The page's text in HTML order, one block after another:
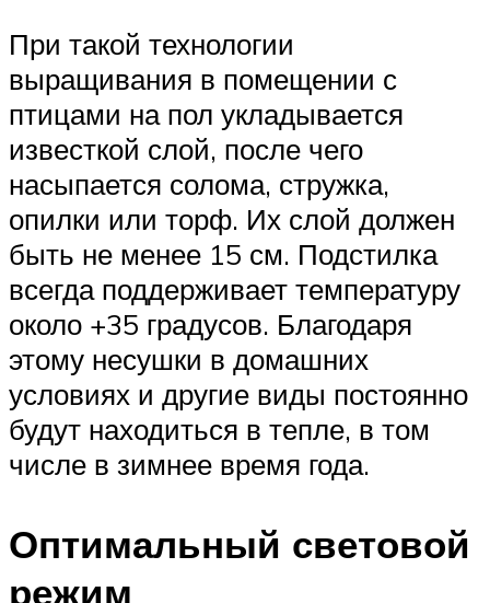
При такой технологии
выращивания в помещении с
птицами на пол укладывается
известкой слой, после чего
насыпается солома, стружка,
опилки или торф. Их слой должен
быть не менее 15 см. Подстилка
всегда поддерживает температуру
около +35 градусов. Благодаря
этому несушки в домашних
условиях и другие виды постоянно
будут находиться в тепле, в том
числе в зимнее время года.
Оптимальный световой
режим